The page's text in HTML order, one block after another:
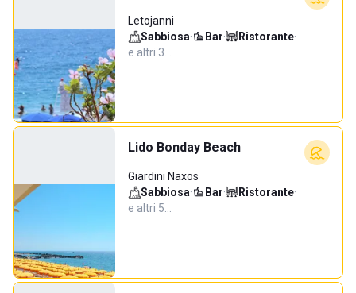
Letojanni
Sabbiosa· Bar· Ristorante·
e altri 3…
Lido Bonday Beach
Giardini Naxos
Sabbiosa· Bar· Ristorante·
e altri 5…